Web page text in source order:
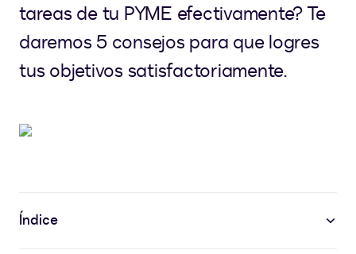
tareas de tu PYME efectivamente? Te
daremos 5 consejos para que logres
tus objetivos satisfactoriamente.
Índice